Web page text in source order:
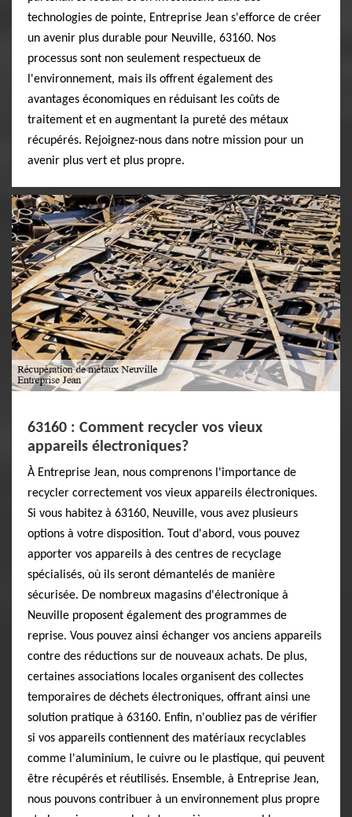
technologies de pointe, Entreprise Jean s'efforce de créer
un avenir plus durable pour Neuville, 63160. Nos
processus sont non seulement respectueux de
l'environnement, mais ils offrent également des
avantages économiques en réduisant les coûts de
traitement et en augmentant la pureté des métaux
récupérés. Rejoignez-nous dans notre mission pour un
avenir plus vert et plus propre.
63160 : Comment recycler vos vieux
appareils électroniques?
À Entreprise Jean, nous comprenons l'importance de
recycler correctement vos vieux appareils électroniques.
Si vous habitez à 63160, Neuville, vous avez plusieurs
options à votre disposition. Tout d'abord, vous pouvez
apporter vos appareils à des centres de recyclage
spécialisés, où ils seront démantelés de manière
sécurisée. De nombreux magasins d'électronique à
Neuville proposent également des programmes de
reprise. Vous pouvez ainsi échanger vos anciens appareils
contre des réductions sur de nouveaux achats. De plus,
certaines associations locales organisent des collectes
temporaires de déchets électroniques, offrant ainsi une
solution pratique à 63160. Enfin, n'oubliez pas de vérifier
si vos appareils contiennent des matériaux recyclables
comme l'aluminium, le cuivre ou le plastique, qui peuvent
être récupérés et réutilisés. Ensemble, à Entreprise Jean,
nous pouvons contribuer à un environnement plus propre